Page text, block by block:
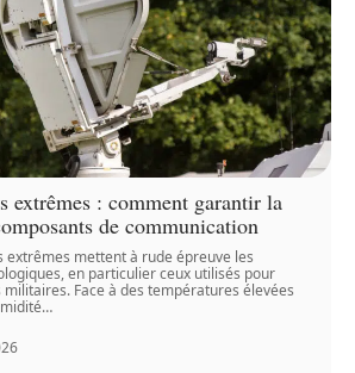
extrêmes : comment garantir la
de communication
extrêmes mettent à rude épreuve les
en particulier ceux utilisés pour
Face à des températures élevées
…